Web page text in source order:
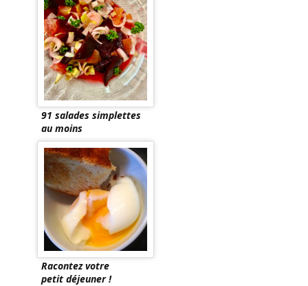
91 salades simplettes
au moins
Racontez votre
petit déjeuner !